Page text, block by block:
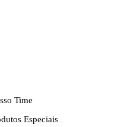
Time
Especiais